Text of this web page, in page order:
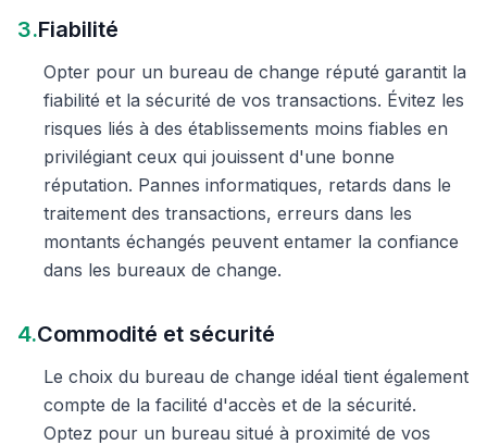
3.Fiabilité
Opter pour un bureau de change réputé garantit la
fiabilité et la sécurité de vos transactions. Évitez les
risques liés à des établissements moins fiables en
privilégiant ceux qui jouissent d'une bonne
réputation. Pannes informatiques, retards dans le
traitement des transactions, erreurs dans les
montants échangés peuvent entamer la confiance
dans les bureaux de change.
4.Commodité et sécurité
Le choix du bureau de change idéal tient également
compte de la facilité d'accès et de la sécurité.
Optez pour un bureau situé à proximité de vos